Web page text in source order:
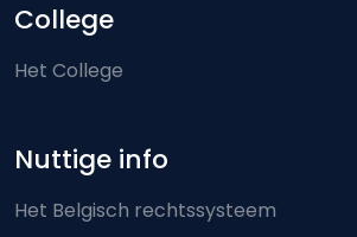
College
Het College
Nuttige info
Het Belgisch rechtssysteem